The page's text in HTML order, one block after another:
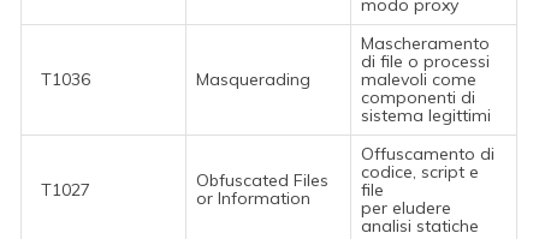
modo proxy
T1036 Masquerading
Mascheramento
di file o processi
malevoli come
componenti di
sistema legittimi
T1027
Obfuscated Files
or Information
Offuscamento di
codice, script e
file
per eludere
analisi statiche